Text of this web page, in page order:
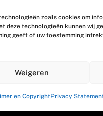
zoals cookies om
deze technologieën kunnen wij
geeft of uw toestemming
Weigeren
en CopyrightPrivacy
405 200
disclaimer en copyright